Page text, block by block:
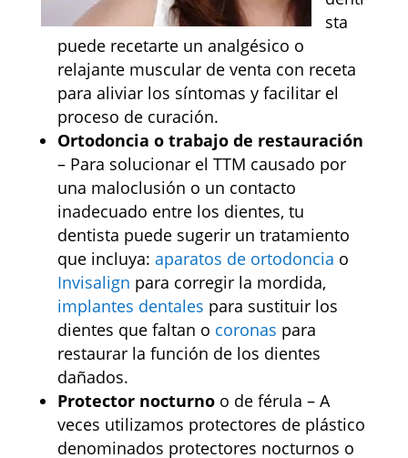
sta
puede recetarte un analgésico o
relajante muscular de venta con receta
para aliviar los síntomas y facilitar el
proceso de curación.
Ortodoncia o trabajo de restauración
– Para solucionar el TTM causado por
una maloclusión o un contacto
inadecuado entre los dientes, tu
dentista puede sugerir un tratamiento
que incluya: aparatos de ortodoncia o
Invisalign para corregir la mordida,
implantes dentales para sustituir los
dientes que faltan o coronas para
restaurar la función de los dientes
dañados.
Protector nocturnoo de férula – A
veces utilizamos protectores de plástico
denominados protectores nocturnos o